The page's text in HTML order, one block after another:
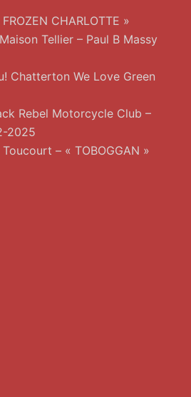
CHARLOTTE »
Tellier – Paul B Massy
Chatterton We Love Green
Rebel Motorcycle Club –
2025
– « TOBOGGAN »